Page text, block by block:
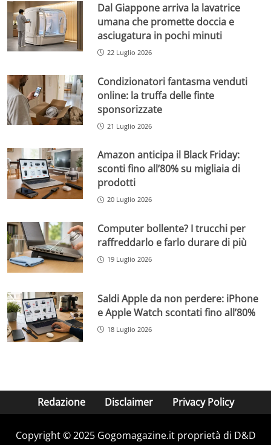
Dal Giappone arriva la lavatrice
umana che promette doccia e
asciugatura in pochi minuti
22 Luglio 2026
Condizionatori fantasma venduti
online: la truffa delle finte
sponsorizzate
21 Luglio 2026
Amazon anticipa il Black Friday:
sconti fino all’80% su migliaia di
prodotti
20 Luglio 2026
Computer bollente? I trucchi per
raffreddarlo e farlo durare di più
19 Luglio 2026
Saldi Apple da non perdere: iPhone
e Apple Watch scontati fino all’80%
18 Luglio 2026
Redazione Disclaimer Privacy Policy
Copyright © 2025 Gogomagazine.it proprietà di D&D